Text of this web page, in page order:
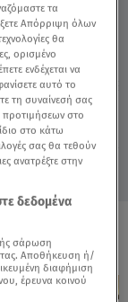
τα
Απόρριψη όλων
θα
ορισμένο
ενδέχεται να
αυτό το
τη συναίνεσή σας
προτιμήσεων στο
στο κάτω
σας θα τεθούν
ανατρέξτε στην
δεδομένα
σάρωση
Αποθήκευση ή/
διαφήμιση
έρευνα κοινού